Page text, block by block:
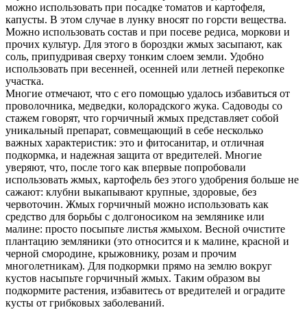
можно использовать при посадке томатов и картофеля,
капусты. В этом случае в лунку вносят по горсти вещества.
Можно использовать состав и при посеве редиса, моркови и
прочих культур. Для этого в бороздки жмых засыпают, как
соль, припудривая сверху тонким слоем земли. Удобно
использовать при весенней, осенней или летней перекопке
участка.
Многие отмечают, что с его помощью удалось избавиться от
проволочника, медведки, колорадского жука. Садоводы со
стажем говорят, что горчичный жмых представляет собой
уникальный препарат, совмещающий в себе несколько
важных характеристик: это и фитосанитар, и отличная
подкормка, и надежная защита от вредителей. Многие
уверяют, что, после того как впервые попробовали
использовать жмых, картофель без этого удобрения больше не
сажают: клубни выкапывают крупные, здоровые, без
червоточин. Жмых горчичный можно использовать как
средство для борьбы с долгоносиком на землянике или
малине: просто посыпьте листья жмыхом. Весной очистите
плантацию земляники (это относится и к малине, красной и
черной смородине, крыжовнику, розам и прочим
многолетникам). Для подкормки прямо на землю вокруг
кустов насыпьте горчичный жмых. Таким образом вы
подкормите растения, избавитесь от вредителей и оградите
кусты от грибковых заболеваний.